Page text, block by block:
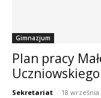
Gimnazjum
Plan pracy
Sekretariat - 18 września